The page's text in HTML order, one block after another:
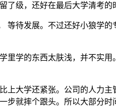
级，还好在最后大学清考的
待发展。不过还好小狼学
里学的东西太肤浅，并不实
大学还紧张。公司的人力
就摔个跟头。所以大部分